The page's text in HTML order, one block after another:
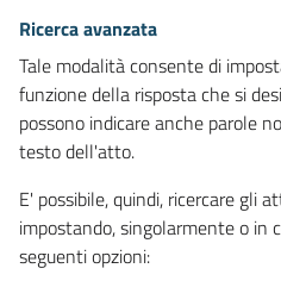
Ricerca avanzata
Tale modalità consente di
funzione della risposta che si
possono indicare anche parole
testo dell'atto.
E' possibile, quindi, ricercare gli
impostando, singolarmente o in
seguenti opzioni: